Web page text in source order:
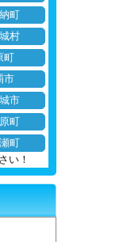
町
村
町
市
市
町
町
い！